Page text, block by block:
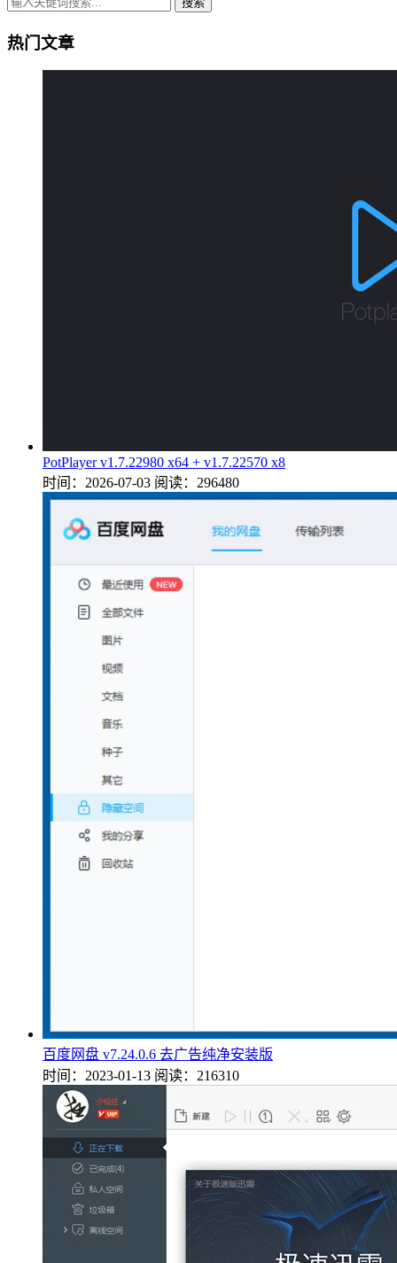
热门文章
PotPlayer v1.7.22980 x64 + v1.7.22570 x8
时间：2026-07-03 阅读：296480
百度网盘 v7.24.0.6 去广告纯净安装版
时间：2023-01-13 阅读：216310